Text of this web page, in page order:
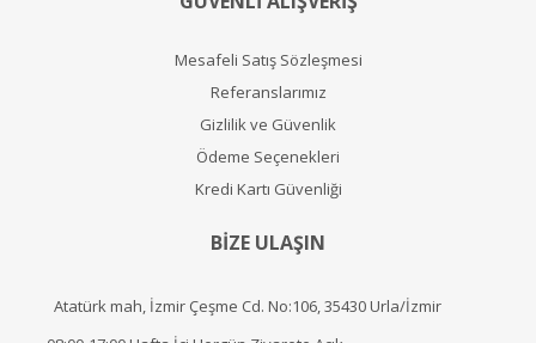
Mesafeli Satış Sözleşmesi
Referanslarımız
Gizlilik ve Güvenlik
Ödeme Seçenekleri
Kredi Kartı Güvenliği
BİZE ULAŞIN
Atatürk mah, İzmir Çeşme Cd. No:106, 35430 Urla/İzmir